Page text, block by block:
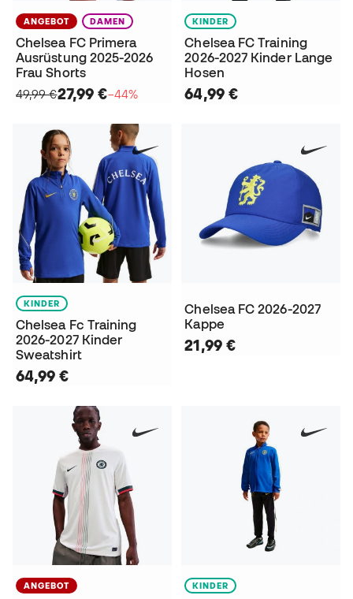
ANGEBOT DAMEN
Chelsea FC Primera
Ausrüstung 2025-2026
Frau Shorts
49,99 €27,99 €−44%
KINDER
Chelsea FC Training
2026-2027 Kinder Lange
Hosen
64,99 €
KINDER
Chelsea Fc Training
2026-2027 Kinder
Sweatshirt
64,99 €
Chelsea FC 2026-2027
Kappe
21,99 €
ANGEBOT KINDER